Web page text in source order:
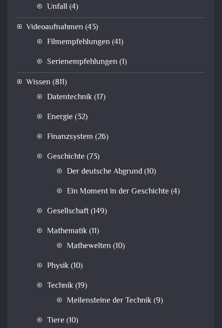
Unfall (4)
Videoaufnahmen (43)
Filmempfehlungen (41)
Serienempfehlungen (1)
Wissen (811)
Datentechnik(17)
Energie (32)
Finanzsystem (26)
Geschichte (73)
Der deutsche Abgrund(10)
Ein Moment in der Geschichte (4)
Gesellschaft(149)
Mathematik(11)
Mathewelten (10)
Physik(10)
Technik(19)
Meilensteine der Technik(9)
Tiere (10)